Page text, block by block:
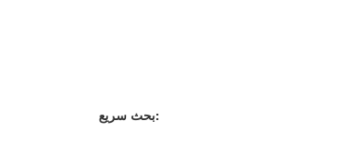
بحث سريع: